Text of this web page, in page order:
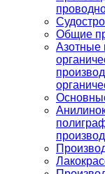
Общие
Азотные